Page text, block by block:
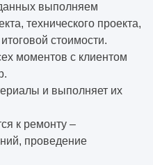
выполняем
технического проекта,
стоимости.
моментов с клиентом
и выполняет их
к ремонту –
проведение